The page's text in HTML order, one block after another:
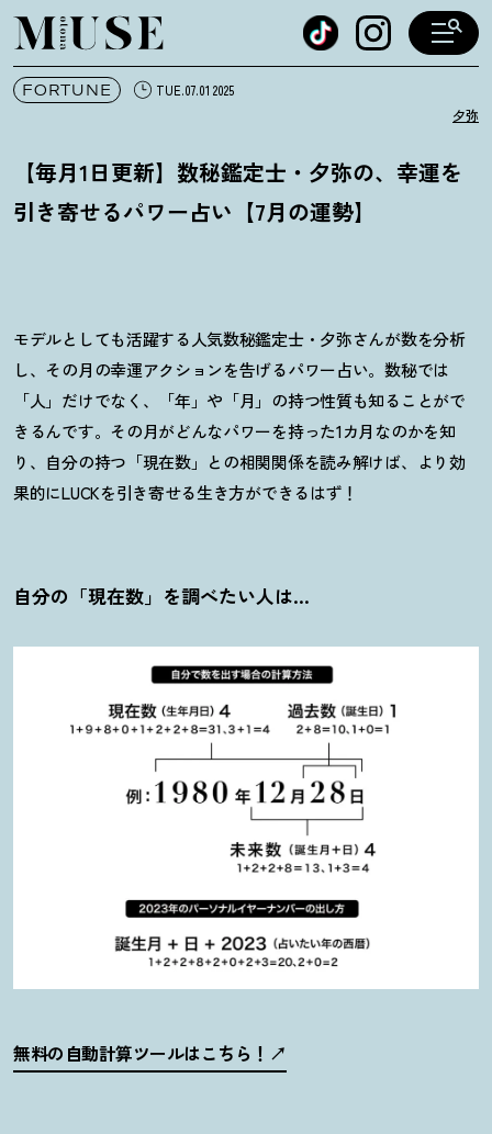
オトナミューズ ウェブ
FORTUNE TUE.07.01 2025
夕弥
【毎月1日更新】数秘鑑定士・夕弥の、幸運を
引き寄せるパワー占い【7月の運勢】
モデルとしても活躍する人気数秘鑑定士・夕弥さんが数を分析
し、その月の幸運アクションを告げるパワー占い。数秘では
「人」だけでなく、「年」や「月」の持つ性質も知ることがで
きるんです。その月がどんなパワーを持った1カ月なのかを知
り、自分の持つ「現在数」との相関関係を読み解けば、より効
果的にLUCKを引き寄せる生き方ができるはず ！
自分の「現在数」を調べたい人は…
無料の自動計算ツールはこちら ！